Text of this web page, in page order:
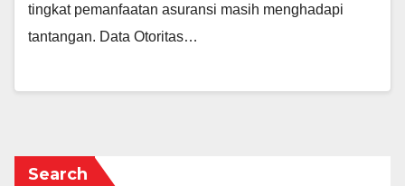
tingkat pemanfaatan asuransi masih menghadapi
tantangan. Data Otoritas…
Search